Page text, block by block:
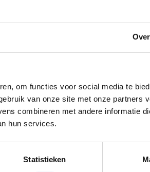
Over
om functies voor social media te
van onze site met onze partners
combineren met andere informatie
hun services.
Statistieken
in huis